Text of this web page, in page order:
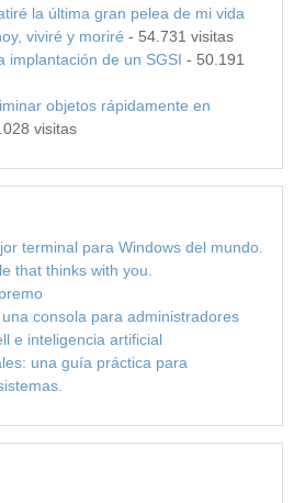
la última gran pelea de mi vida
viviré y moriré - 54.731 visitas
implantación de un SGSI - 50.191
objetos rápidamente en
visitas
terminal para Windows del mundo.
that thinks with you.
consola para administradores
e inteligencia artificial
una guía práctica para